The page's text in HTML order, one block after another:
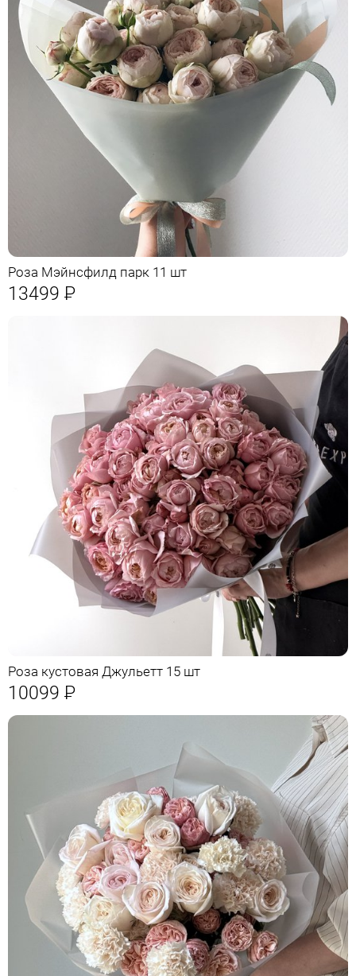
Роза Мэйнсфилд парк 11 шт
13499 Р
Роза кустовая Джульетт 15 шт
10099 Р